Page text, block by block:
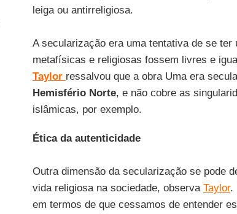
leiga ou antirreligiosa.
A secularização era uma tentativa de se ter
metafísicas e religiosas fossem livres e
Taylor ressalvou que a obra Uma era
Hemisfério Norte, e não cobre as
islâmicas, por exemplo.
Ética da autenticidade
Outra dimensão da secularização se pode
vida religiosa na sociedade, observa Taylor.
em termos de que cessamos de entender